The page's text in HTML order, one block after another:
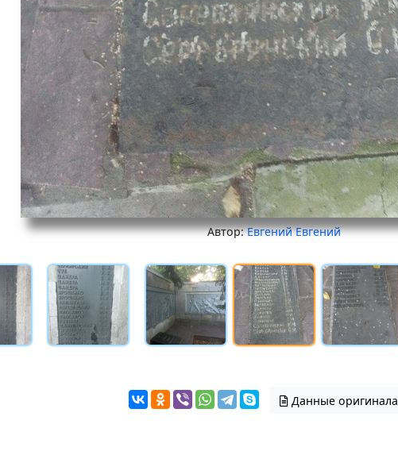
Автор:Евгений Евгений
Данные оригинала